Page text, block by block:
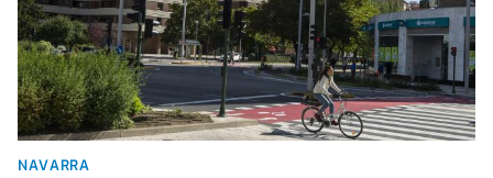
NAVARRA